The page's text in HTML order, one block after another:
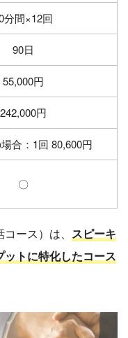
分間×12回
90日
55,000円
242,000円
合：1回 80,600円
〇
ース）は、 スピーキ
トに特化したコース